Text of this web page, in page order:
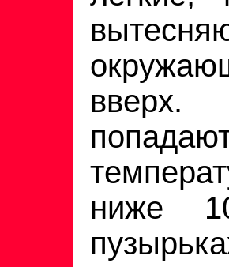
ниже